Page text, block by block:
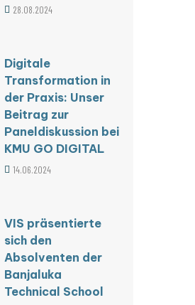
28.08.2024
Digitale
Transformation in
der Praxis: Unser
Beitrag zur
Paneldiskussion bei
KMU GO DIGITAL
14.06.2024
VIS präsentierte
sich den
Absolventen der
Banjaluka
Technical School